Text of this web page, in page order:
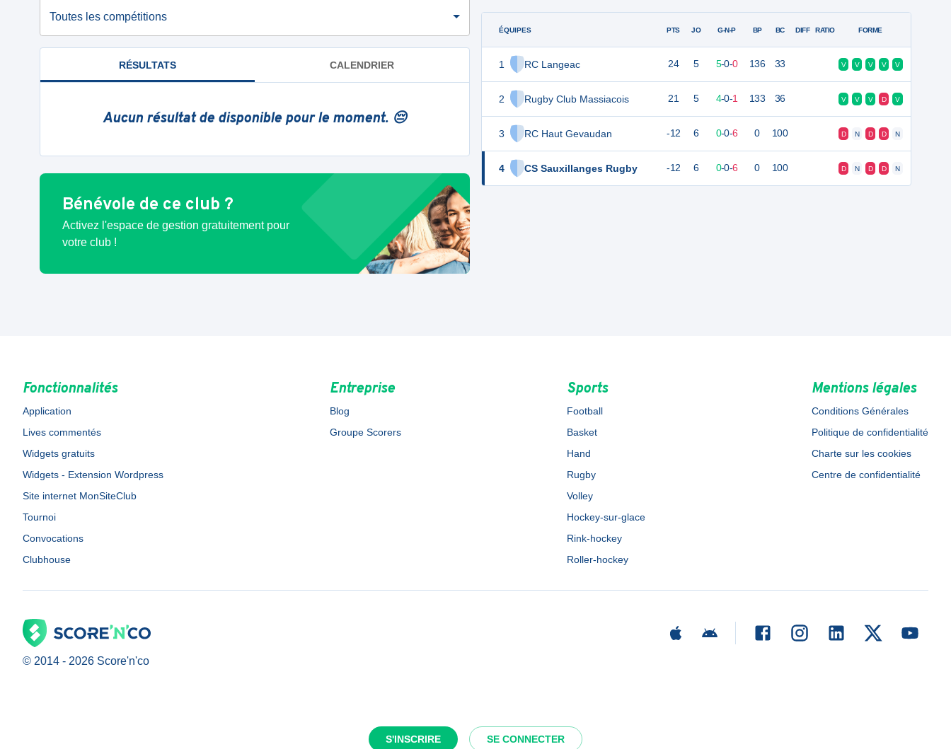
S'INSCRIRE SE CONNECTER
Toutes les compétitions
RÉSULTATS CALENDRIER
Aucun résultat de disponible pour le moment. 😔
Bénévole de ce club ?
Activez l'espace de gestion gratuitement pour
votre club !
ÉQUIPES
1 RC Langeac
2 Rugby Club Massiacois
3 RC Haut Gevaudan
4 CS Sauxillanges Rugby
PTS JO G-N-P BP BC DIFF RATIO FORME
24 5 5-0-0 136 33 V V V V V
21 5 4-0-1 133 36 V V V D V
-12 6 0-0-6 0 100 D N D D N
-12 6 0-0-6 0 100 D N D D N
Fonctionnalités
Application
Lives commentés
Widgets gratuits
Widgets - Extension Wordpress
Site internet MonSiteClub
Tournoi
Convocations
Clubhouse
Entreprise
Blog
Groupe Scorers
Sports
Football
Basket
Hand
Rugby
Volley
Hockey-sur-glace
Rink-hockey
Roller-hockey
Mentions légales
Conditions Générales
Politique de confidentialité
Charte sur les cookies
Centre de confidentialité
© 2014 - 2026 Score'n'co